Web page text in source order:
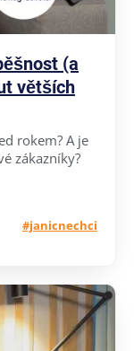
(a
větších
rokem? A je
zákazníky?
#janicnechci